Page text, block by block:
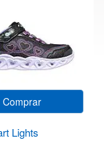
Comprar
Lights